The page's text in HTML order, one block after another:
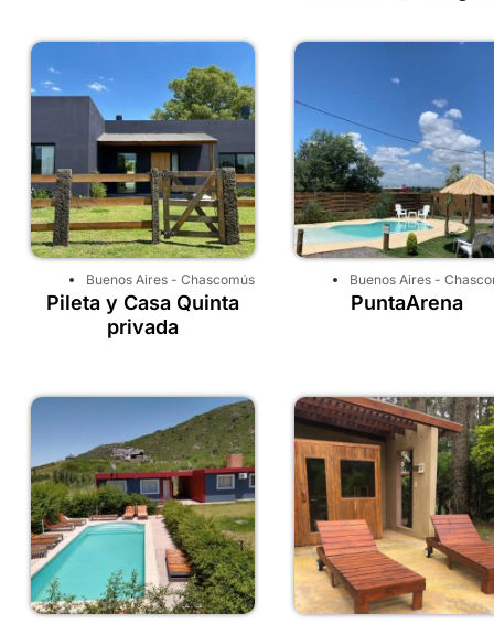
Buenos Aires - Chascomús
Pileta y Casa Quinta
privada
Buenos Aires -
PuntaArena